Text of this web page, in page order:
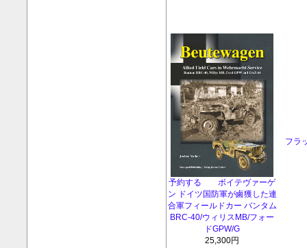
予約する ボイテヴァーゲ
ン ドイツ国防軍が鹵獲した連
合軍フィールドカー バンタム
BRC-40/ウィリスMB/フォー
ドGPW/G
25,300円
フラ